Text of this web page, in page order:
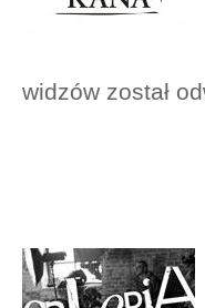
widzów został